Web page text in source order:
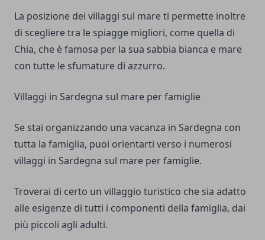
La posizione dei villaggi sul mare ti permette inoltre
di scegliere tra le spiagge migliori, come quella di
Chia, che è famosa per la sua sabbia bianca e mare
con tutte le sfumature di azzurro.
Villaggi in Sardegna sul mare per famiglie
Se stai organizzando una vacanza in Sardegna con
tutta la famiglia, puoi orientarti verso i numerosi
villaggi in Sardegna sul mare per famiglie.
Troverai di certo un villaggio turistico che sia adatto
alle esigenze di tutti i componenti della famiglia, dai
più piccoli agli adulti.